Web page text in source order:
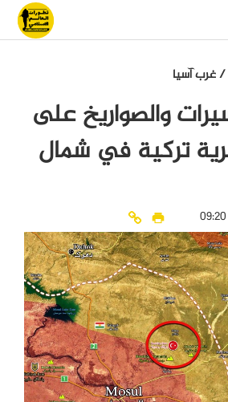
/غرب آسيا
والصواريخ على
تركية في شمال